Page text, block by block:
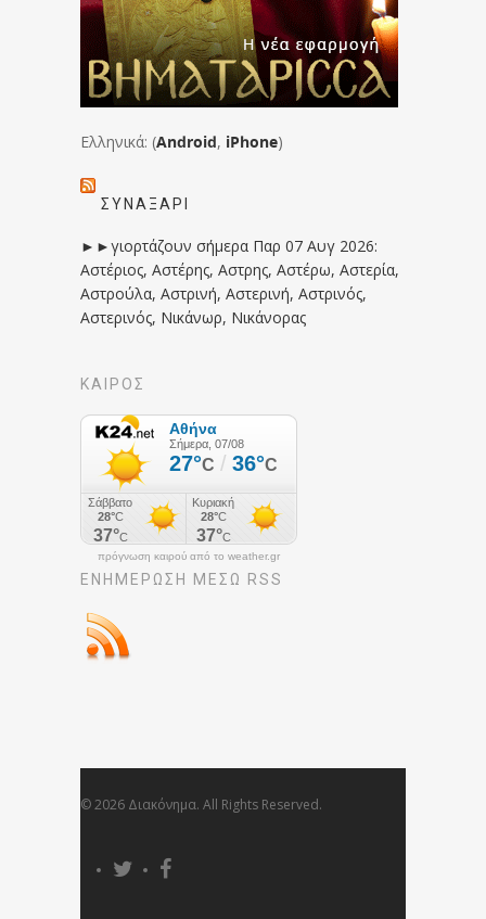
Ελληνικά: (Android, iPhone)
ΣΥΝΑΞΆΡΙ
►►γιορτάζουν σήμερα Παρ 07 Αυγ 2026:
Αστέριος, Αστέρης, Αστρης, Αστέρω, Αστερία,
Αστρούλα, Αστρινή, Αστερινή, Αστρινός,
Αστερινός, Νικάνωρ, Νικάνορας
ΚΑΙΡΟΣ
πρόγνωση καιρού από το weather.gr
ΕΝΗΜΈΡΩΣΉ ΜΕΣΩ RSS
© 2026 Διακόνημα. All Rights Reserved.